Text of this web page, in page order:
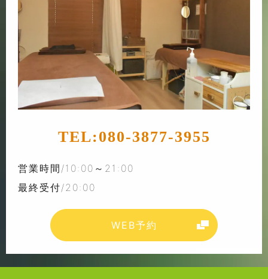
TEL:080-3877-3955
営業時間/10:00～21:00
最終受付/20:00
WEB予約